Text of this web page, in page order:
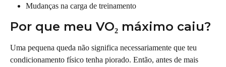
Mudanças na carga de treinamento
Por que meu VO₂ máximo caiu?
Uma pequena queda não significa necessariamente que teu
condicionamento físico tenha piorado. Então, antes de mais